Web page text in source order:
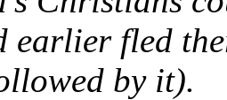
earlier fled
by it).